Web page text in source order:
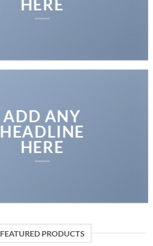
HERE
ADD ANY
HEADLINE
HERE
FEATURED PRODUCTS